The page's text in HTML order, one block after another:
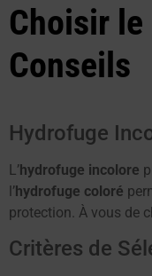
Choisir
Conseils
Hydrofuge
L’hydrofuge incolore
l’hydrofuge coloré
protection. À vous de
Critères de